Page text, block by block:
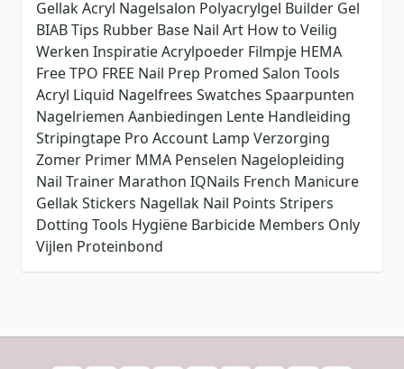
GellakAcryl Nagelsalon Polyacrylgel Builder Gel
BIABTips Rubber Base Nail Art How to Veilig
Werken InspiratieAcrylpoeder Filmpje HEMA
FreeTPO FREE Nail Prep Promed Salon Tools
Acryl Liquid Nagelfrees Swatches Spaarpunten
Nagelriemen Aanbiedingen Lente Handleiding
Stripingtape Pro Account Lamp Verzorging
Zomer Primer MMA Penselen Nagelopleiding
Nail Trainer Marathon IQNails French Manicure
Gellak Stickers Nagellak Nail Points Stripers
Dotting Tools Hygiëne Barbicide Members Only
Vijlen Proteinbond